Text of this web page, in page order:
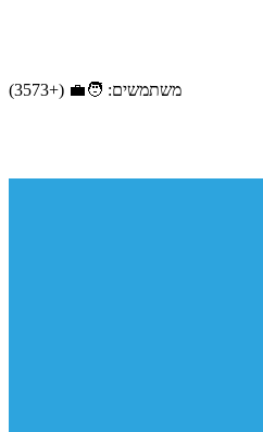
משתמשים: 🧑‍💼 (+3573)